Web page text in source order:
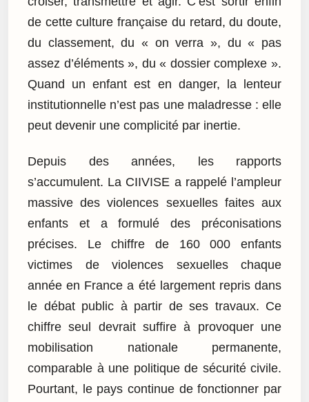
de cette culture française du retard, du doute,
du classement, du « on verra », du « pas
assez d’éléments », du « dossier complexe ».
Quand un enfant est en danger, la lenteur
institutionnelle n’est pas une maladresse : elle
peut devenir une complicité par inertie.
Depuis des années, les rapports
s’accumulent. La CIIVISE a rappelé l’ampleur
massive des violences sexuelles faites aux
enfants et a formulé des préconisations
précises. Le chiffre de 160 000 enfants
victimes de violences sexuelles chaque
année en France a été largement repris dans
le débat public à partir de ses travaux. Ce
chiffre seul devrait suffire à provoquer une
mobilisation nationale permanente,
comparable à une politique de sécurité civile.
Pourtant, le pays continue de fonctionner par